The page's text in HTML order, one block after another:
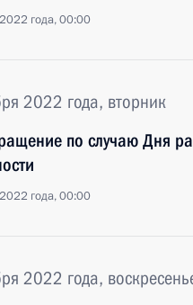
года, 00:00
2022 года, вторник
по случаю Дня
года, 00:00
2022 года,